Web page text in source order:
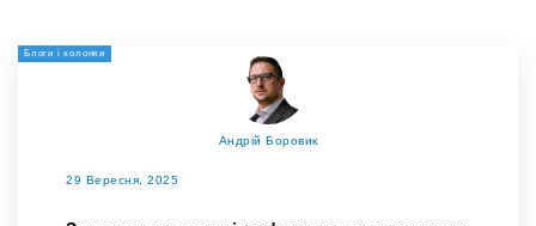
Блоги і колонки
Андрій Боровик
29 Вересня, 2025